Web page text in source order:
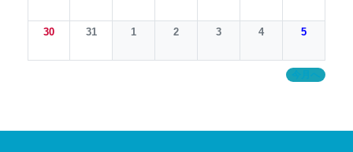
30 31 1 2 3 4 5